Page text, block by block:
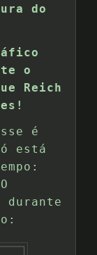
do
o
Reich
é
está